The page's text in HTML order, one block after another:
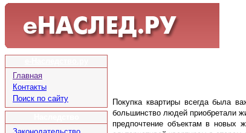
Главная
Контакты
Поиск по сайту
Покупка квартиры всегда была
большинство людей приобретали
предпочтение объектам в новых